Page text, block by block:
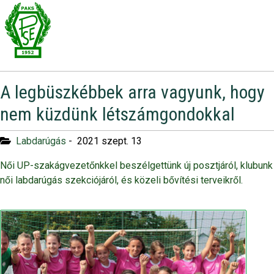
A legbüszkébbek arra vagyunk, hogy
nem küzdünk létszámgondokkal
Labdarúgás - 2021 szept. 13
Női UP-szakágvezetőnkkel beszélgettünk új posztjáról, klubunk
női labdarúgás szekciójáról, és közeli bővítési terveikről.